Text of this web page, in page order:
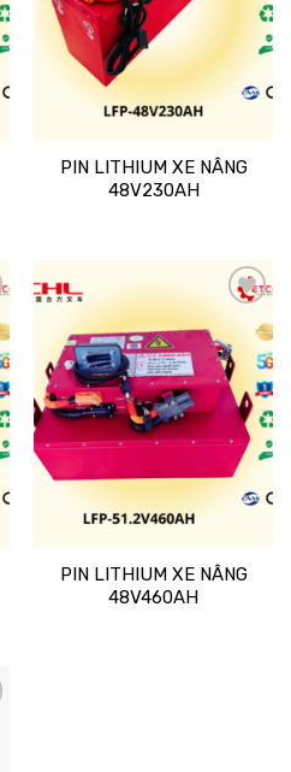
PIN LITHIUM XE NÂNG
48V230AH
wishlist
PIN LITHIUM XE NÂNG
48V460AH